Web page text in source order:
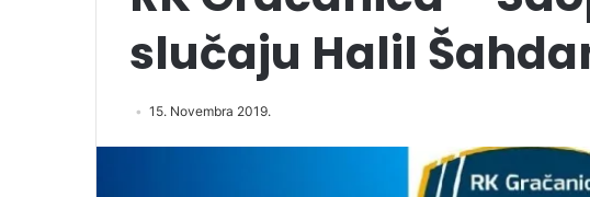
slučaju Halil
15. Novembra 2019.